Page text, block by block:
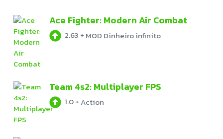
Ace Fighter: Modern Air Combat
2.63 + MOD Dinheiro infinito
Team 4s2: Multiplayer FPS
1.0+ Action